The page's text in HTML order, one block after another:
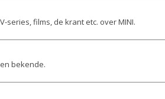
series, films, de krant etc. over MINI.
bekende.